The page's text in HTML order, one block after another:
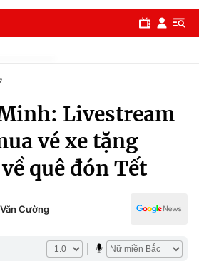
Livestream
vé xe tặng
quê đón Tết
Cường